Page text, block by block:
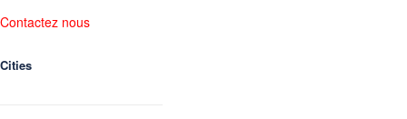
Contactez nous
Cities